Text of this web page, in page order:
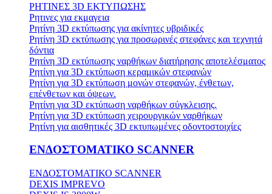
ΡΗΤΙΝΕΣ 3D ΕΚΤΥΠΩΣΗΣ
Ρητινες για εκμαγεια
Ρητίνη 3D εκτύπωσης για ακίνητες υβριδικές
Ρητίνη 3D εκτύπωσης για προσωρινές στεφάνες και τεχνητά
δόντια
Ρητίνη 3D εκτύπωσης ναρθήκων διατήρησης αποτελέσματος
Ρητίνη για 3D εκτύπωση κεραμικών στεφανών
Ρητίνη για 3D εκτύπωση μονών στεφανών, ένθετων,
επένθετων και όψεων.
Ρητίνη για 3D εκτύπωση ναρθήκων σύγκλεισης.
Ρητίνη για 3D εκτύπωση χειρουργικών ναρθήκων
Ρητίνη για αισθητικές 3D εκτυπωμένες οδοντοστοιχίες
ΕΝΔΟΣΤΟΜΑΤΙΚΟ SCANNER
ΕΝΔΟΣΤΟΜΑΤΙΚΟ SCANNER
DEXIS IMPREVO